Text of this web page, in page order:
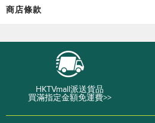
商店條款
HKTVmall派送貨品
買滿指定金額免運費>>